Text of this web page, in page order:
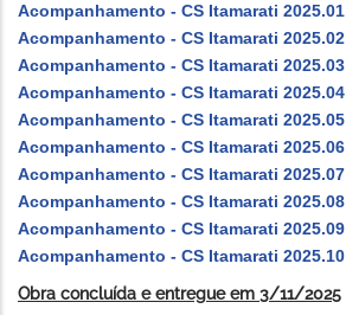
Acompanhamento - CS Itamarati 2025.01
Acompanhamento - CS Itamarati 2025.02
Acompanhamento - CS Itamarati 2025.03
Acompanhamento - CS Itamarati 2025.04
Acompanhamento - CS Itamarati 2025.05
Acompanhamento - CS Itamarati 2025.06
Acompanhamento - CS Itamarati 2025.07
Acompanhamento - CS Itamarati 2025.08
Acompanhamento - CS Itamarati 2025.09
Acompanhamento - CS Itamarati 2025.10
Obra concluída e entregue em 3/11/2025